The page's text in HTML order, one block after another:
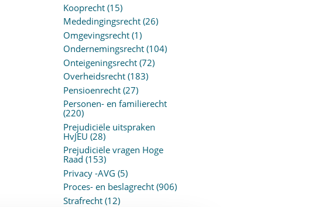
Kooprecht(15)
Mededingingsrecht(26)
Omgevingsrecht(1)
Ondernemingsrecht(104)
Onteigeningsrecht(72)
Overheidsrecht(183)
Pensioenrecht(27)
Personen- en familierecht
(220)
Prejudiciële uitspraken
HvJEU (28)
Prejudiciële vragen Hoge
Raad (153)
Privacy -AVG (5)
Proces- en beslagrecht(906)
Strafrecht(12)